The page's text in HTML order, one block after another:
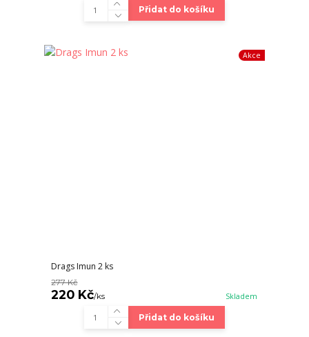
Přidat do košíku
Akce
Drags Imun 2 ks
277 Kč
220 Kč/ks Skladem
Přidat do košíku